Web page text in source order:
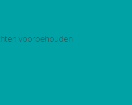
voorbehouden